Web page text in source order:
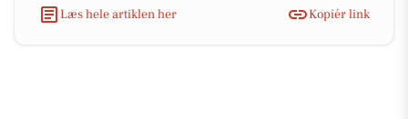
Læs hele artiklen her
Kopiér link